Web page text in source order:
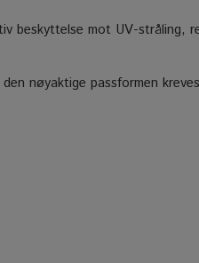
beskyttelse mot UV-stråling,
nøyaktige passformen